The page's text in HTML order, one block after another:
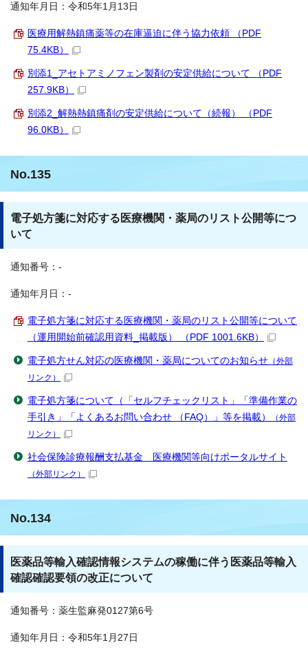
通知年月日：令和5年1月13日
医療用解熱鎮痛薬等の在庫逼迫に伴う協力依頼 （PDF
75.4KB）
別添1_アセトアミノフェン製剤の安定供給について （PDF
257.9KB）
別添2_解熱熱鎮痛剤の安定供給について（続報） （PDF
96.0KB）
No.135
電子処方箋に対応する医療機関・薬局のリスト公開等につ
いて
通知番号：-
通知年月日：-
電子処方箋に対応する医療機関・薬局のリスト公開等について
（運用開始前確認用資料_掲載版） （PDF 1001.6KB）
電子処方せん対応の医療機関・薬局についてのお知らせ （外部
リンク）
電子処方箋について（「セルフチェックリスト」「準備作業の
手引き」「よくあるお問い合わせ （FAQ）」等を掲載）
（外部
リンク）
社会保険診療報酬支払基金 医療機関等向けポータルサイト
（外部リンク）
No.134
医薬品等輸入確認情報システムの稼働に伴う医薬品等輸入
確認確認要領の改正について
通知番号：薬生監麻発0127第6号
通知年月日：令和5年1月27日